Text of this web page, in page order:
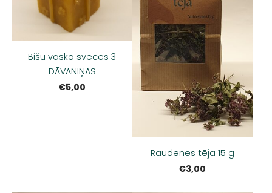
Bišu vaska sveces 3
DĀVANIŅAS
€5,00
Raudenes tēja 15 g
€3,00